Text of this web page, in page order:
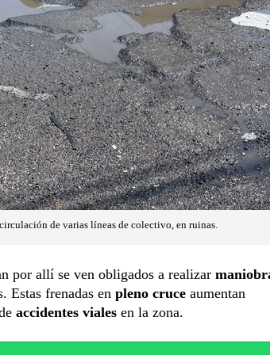
de varias líneas de colectivo, en ruinas.
por allí se ven obligados a realizar
Estas frenadas en pleno cruce aumentan
accidentes viales en la zona.